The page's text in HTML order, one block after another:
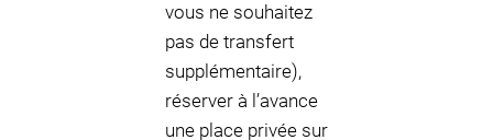
vous ne souhaitez
pas de transfert
supplémentaire),
réserver à l’avance
une place privée sur